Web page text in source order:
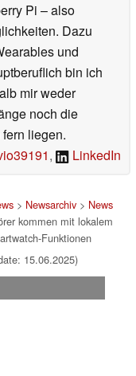
Pi – also
Dazu
und
bin ich
mir weder
noch die
liegen.
, LinkedIn
> Newsarchiv> News
kommen mit lokalem
Funktionen
15.06.2025)